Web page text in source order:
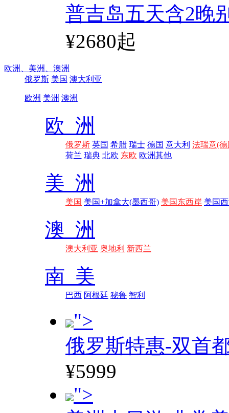
普吉岛五天含2晚
¥2680起
欧洲、 美洲、 澳洲
俄罗斯 美国 澳大利亚
欧洲 美洲 澳洲
欧 洲
俄罗斯 英国 希腊 瑞士 德国 意大利 法瑞意(德
荷兰 瑞典 北欧 东欧 欧洲其他
美 洲
美国 美国+加拿大(墨西哥) 美国东西岸 美国
澳 洲
澳大利亚 奥地利 新西兰
南 美
巴西 阿根廷 秘鲁 智利
">
俄罗斯特惠-双首
¥5999
">